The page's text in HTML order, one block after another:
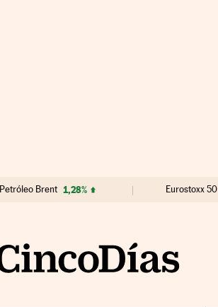
Petróleo Brent 1,28% Eurostoxx 50